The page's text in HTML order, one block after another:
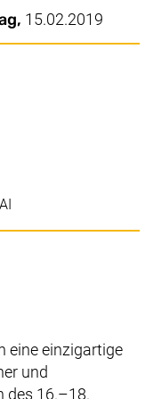
15.02.2019
neues Fenster)
Link, öffnet
eine einzigartige
und
des 16.–18.